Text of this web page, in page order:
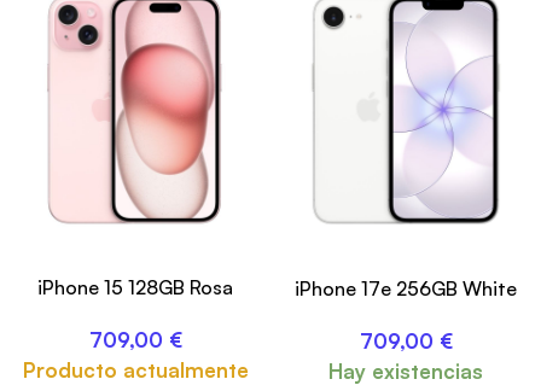
iPhone 15 128GB Rosa
709,00 €
Producto actualmente
iPhone 17e 256GB White
709,00 €
Hay existencias